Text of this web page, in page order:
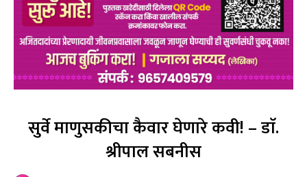
सुर्वे माणुसकीचा कैवार घेणारे कवी! – डाॅ.
श्रीपाल सबनीस